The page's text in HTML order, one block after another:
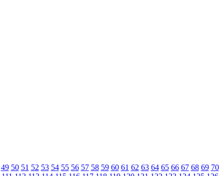
49 50 51 52 53 54 55 56 57 58 59 60 61 62 63 64 65 66 67 68 69 70